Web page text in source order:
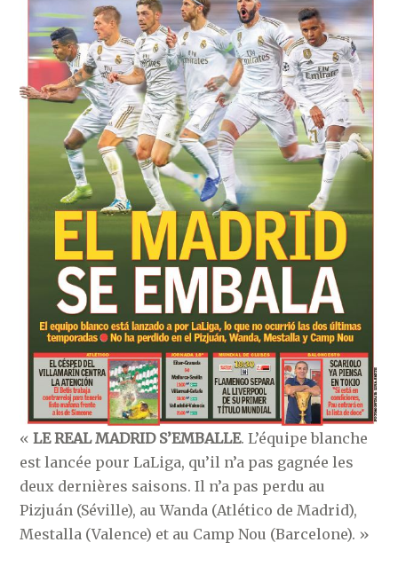
«LE REAL MADRID S’EMBALLE. L’équipe blanche
est lancée pour LaLiga, qu’il n’a pas gagnée les
deux dernières saisons. Il n’a pas perdu au
Pizjuán (Séville), au Wanda (Atlético de Madrid),
Mestalla (Valence) et au Camp Nou (Barcelone). »